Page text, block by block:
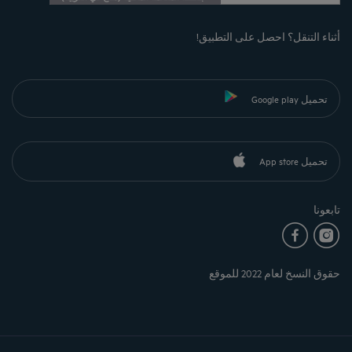
أثناء التنقل؟ احصل على التطبيق!
تحميل Google play
تحميل App store
تابعونا
حقوق النسخ لعام 2022 للموقع